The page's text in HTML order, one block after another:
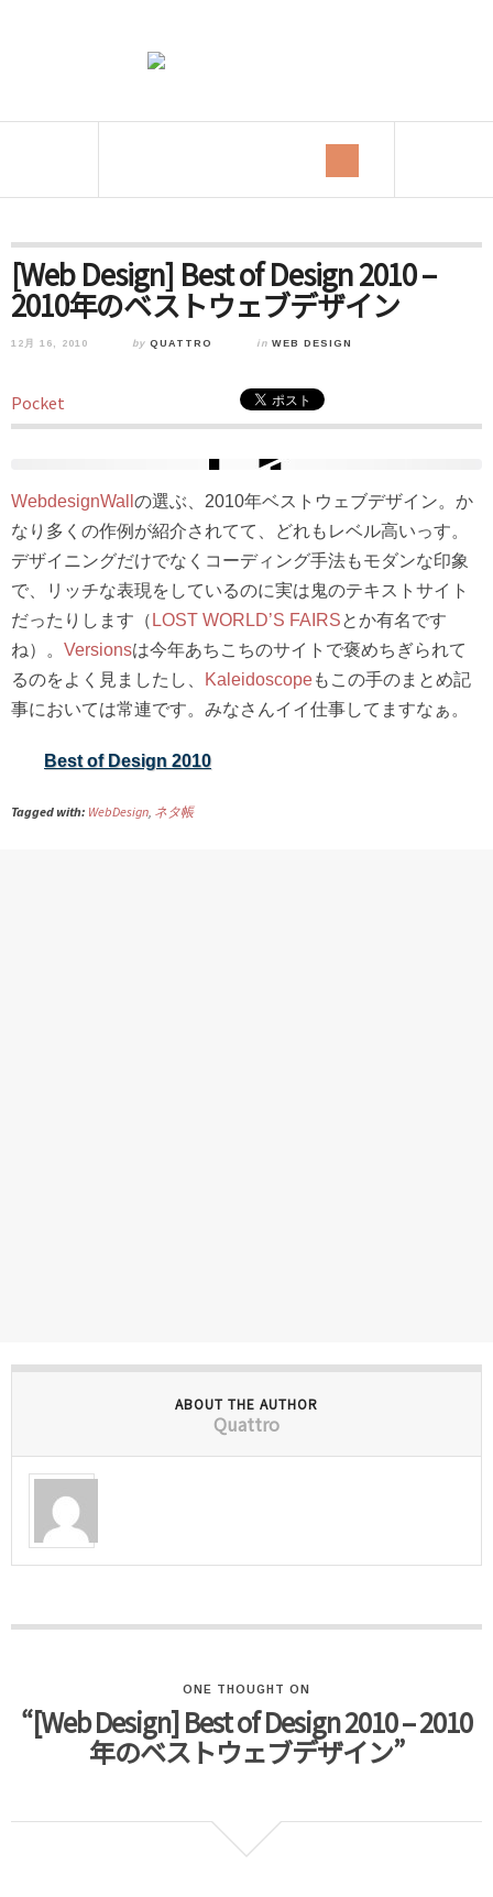
[Web Design] Best of Design 2010 –
2010年のベストウェブデザイン
12月 16, 2010 by QUATTRO in WEB DESIGN
Pocket
WebdesignWall の選ぶ、2010年ベストウェブデザイン。か
なり多くの作例が紹介されてて、どれもレベル高いっす。
デザイニングだけでなくコーディング手法もモダンな印象
で、リッチな表現をしているのに実は鬼のテキストサイト
だったりします（ LOST WORLD’S FAIRSとか有名です
ね）。 Versionsは今年あちこちのサイトで褒めちぎられて
るのをよく見ましたし、
Kaleidoscopeもこの手のまとめ記
事においては常連です。みなさんイイ仕事してますなぁ。
Best of Design 2010
Tagged with: WebDesign, ネタ帳
ABOUT THE AUTHOR
Quattro
ONE THOUGHT ON
“[Web Design] Best of Design 2010 – 2010
年のベストウェブデザイン”